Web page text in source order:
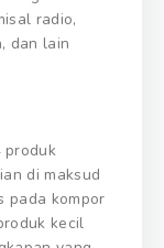
radio,
dan lain
produk
di maksud
pada kompor
kecil